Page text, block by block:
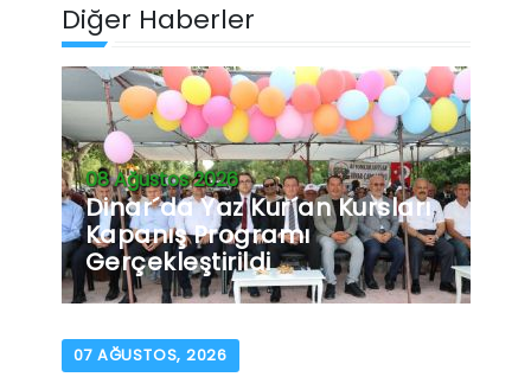
Diğer Haberler
08 Ağustos 2026
Dinar´da Yaz Kur´an Kursları
Kapanış Programı
Gerçekleştirildi
07 AĞUSTOS, 2026